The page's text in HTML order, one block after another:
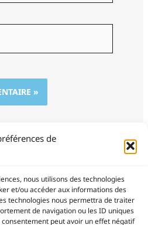
de
nous utilisons des technologies
et/ou accéder aux informations des
technologies nous permettra de traiter
de navigation ou les ID uniques
peut avoir un effet négatif
06 85 94 34 21